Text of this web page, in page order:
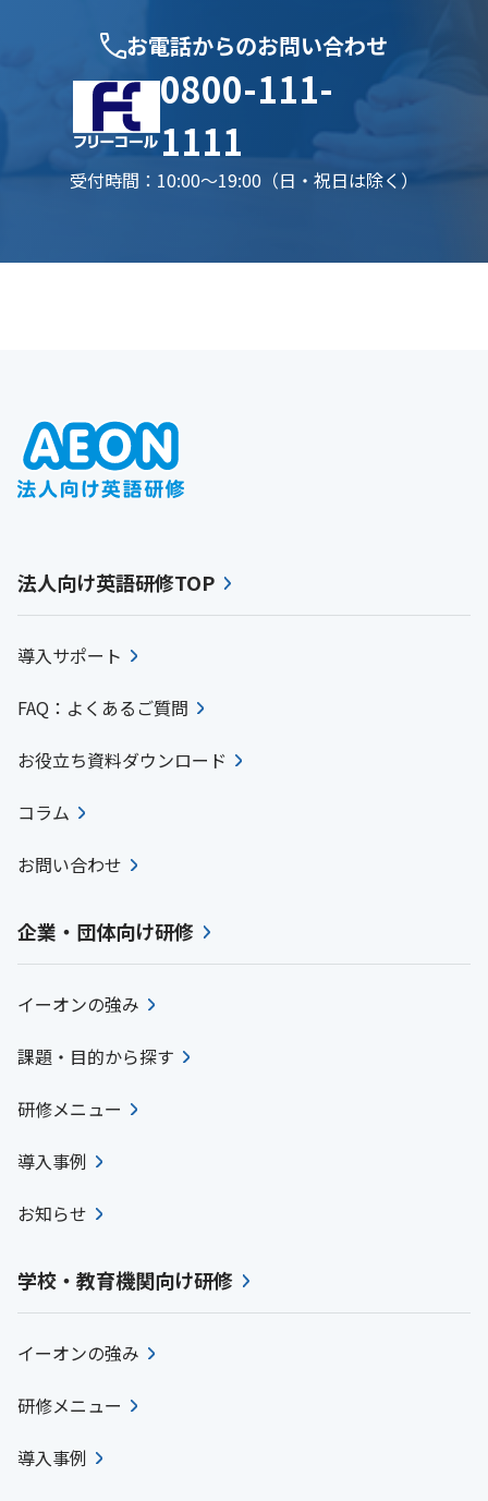
お電話からのお問い合わせ
0800-111-
1111
受付時間：10:00〜19:00（日・祝日は除く）
法人向け英語研修TOP
導入サポート
FAQ：よくあるご質問
お役立ち資料ダウンロード
コラム
お問い合わせ
企業・団体向け研修
イーオンの強み
課題・目的から探す
研修メニュー
導入事例
お知らせ
学校・教育機関向け研修
イーオンの強み
研修メニュー
導入事例